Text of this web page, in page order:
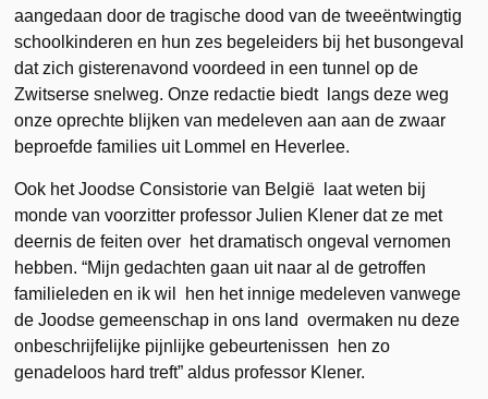
aangedaan door de tragische dood van de tweeëntwingtig
schoolkinderen en hun zes begeleiders bij het busongeval
dat zich gisterenavond voordeed in een tunnel op de
Zwitserse snelweg. Onze redactie biedt langs deze weg
onze oprechte blijken van medeleven aan aan de zwaar
beproefde families uit Lommel en Heverlee.
Ook het Joodse Consistorie van België laat weten bij
monde van voorzitter professor Julien Klener dat ze met
deernis de feiten over het dramatisch ongeval vernomen
hebben. “Mijn gedachten gaan uit naar al de getroffen
familieleden en ik wil hen het innige medeleven vanwege
de Joodse gemeenschap in ons land overmaken nu deze
onbeschrijfelijke pijnlijke gebeurtenissen hen zo
genadeloos hard treft” aldus professor Klener.